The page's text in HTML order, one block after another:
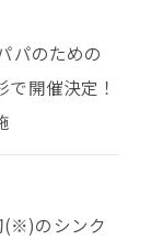
パのための
で開催決定！
(※)のシンク